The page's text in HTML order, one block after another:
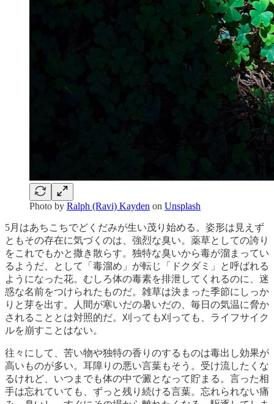
Photo by Ralph (Ravi) Kayden on Unsplash
5月はあちこちでどくだみが生い茂り始める。姿形は見えず
ともその存在に気づくのは、強烈な臭い。薬草としての誇り
をこれでもかと撒き散らす。独特な臭いから毒が溜まってい
るようだ、として「毒溜め」が転じ「ドクダミ」と呼ばれる
ようになった花。むしろ体の毒素を排泄してくれるのに、迷
惑な名前をつけられたものだ。雑草は決まった季節にしっか
りと芽を出す。人間が寒いだの暑いだの、毎日の気温に脅か
されることとは対照的だ。刈っても刈っても、ライフサイク
ルを崩すことはない。
往々にして、苦い物や独特の香りのするものは毒出し効果が
高いものが多い。耳障りの悪い言葉もそう。受け流したくな
るけれど、いつまでも体の中で澱となって貯まる。言った相
手は忘れていても、ずっと残り続ける言葉。忘れられない痛